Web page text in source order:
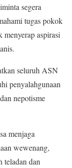
segera
tugas pokok
aspirasi
seluruh ASN
penyalahgunaan
nepotisme
menjaga
wewenang,
teladan dan